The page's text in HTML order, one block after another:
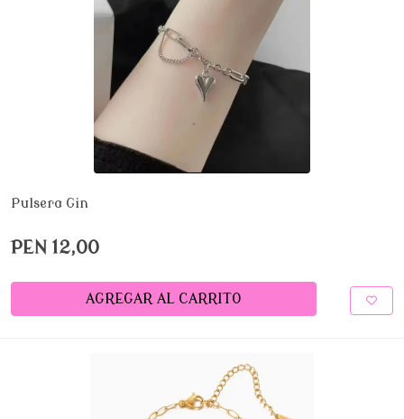
Pulsera Gin
PEN 12,00
AGREGAR AL CARRITO